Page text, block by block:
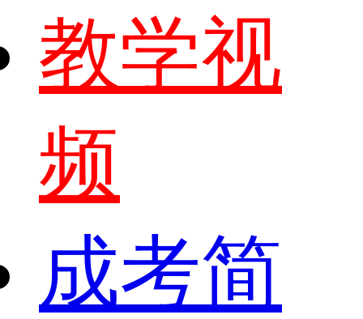
教学视
频
成考简